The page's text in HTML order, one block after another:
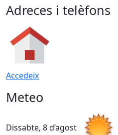
Adreces i telèfons
Accedeix
Meteo
Dissabte, 8 d’agost